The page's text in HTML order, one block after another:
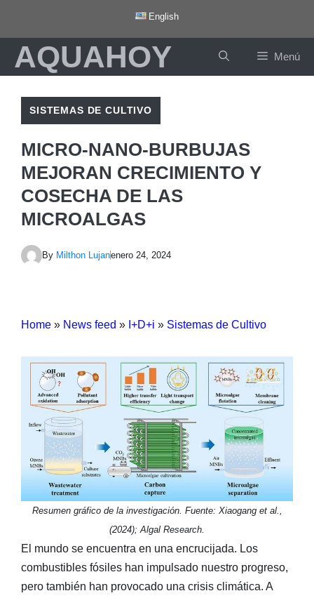
contenido
English
AQUAHOY Menú
SISTEMAS DE CULTIVO
MICRO-NANO-BURBUJAS
MEJORAN CRECIMIENTO Y
COSECHA DE LAS
MICROALGAS
By Milthon Lujanenero 24, 2024
Home » News feed » I+D+i » Sistemas de Cultivo
Resumen gráfico de la investigación. Fuente: Xiaogang et al.,
(2024); Algal Research.
El mundo se encuentra en una encrucijada. Los
combustibles fósiles han impulsado nuestro progreso,
pero también han provocado una crisis climática. A